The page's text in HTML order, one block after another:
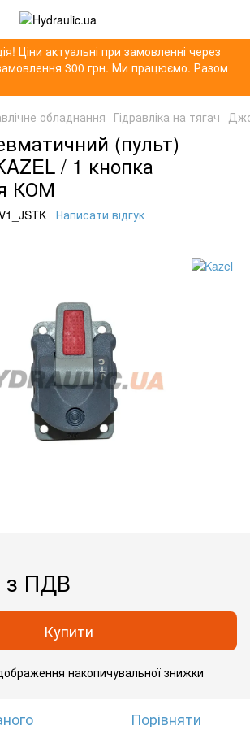
Ціни актуальні при замовленні через
300 грн. Ми працюємо. Разом
обладнання Гідравліка на тягач
(пульт)
/ 1 кнопка
КОМ
Написати відгук
з ПДВ
Купити
накопичувальної знижки
Порівняти